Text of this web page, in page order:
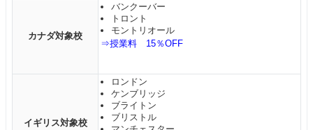
カナダ対象校
バンクーバー
トロント
モントリオール
⇒授業料 15％OFF
イギリス対象校
ロンドン
ケンブリッジ
ブライトン
ブリストル